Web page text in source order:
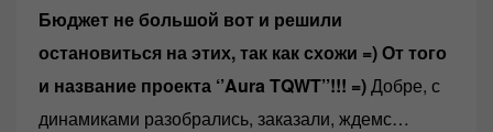
Бюджет не большой вот и решили
остановиться на этих, так как схожи =)От того
и название проекта ‘’Aura TQWT’’!!! =)Добре, с
динамиками разобрались, заказали, ждемс…